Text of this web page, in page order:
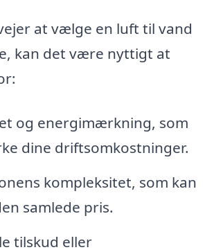
at vælge en luft til vand
kan det være nyttigt at
og energimærkning, som
dine driftsomkostninger.
kompleksitet, som kan
samlede pris.
tilskud eller